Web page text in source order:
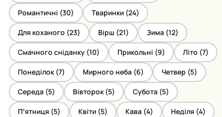
Романтичні (30) Тваринки (24)
Для коханого (23) Вірш (21) Зима (12)
Смачного сніданку (10) Прикольні (9) Літо (7)
Понеділок (7) Мирного неба (6) Четвер (5)
Середа (5) Вівторок (5) Субота (5)
Пʼятниця (5) Квіти (5) Кава (4) Неділя (4)